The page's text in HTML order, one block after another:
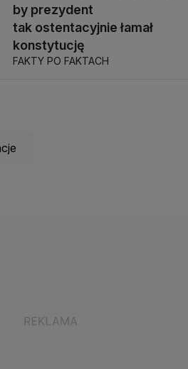
by prezydent
tak ostentacyjnie łamał
konstytucję
FAKTY PO FAKTACH